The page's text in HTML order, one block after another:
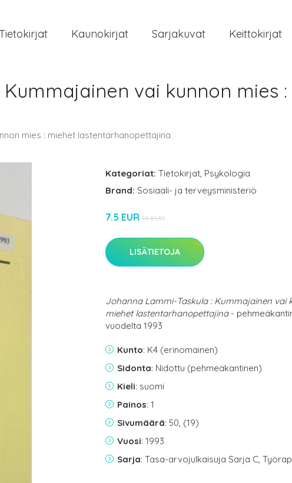
Kaunokirjat Sarjakuvat Keittokirjat
vai kunnon mies
mies : miehet lastentarhanopettajina
Kategoriat: Tietokirjat, Psykologia
Brand: Sosiaali- ja terveysministeriö
7.5 EUR 10 EUR
LISÄTIETOJA
Johanna Lammi-Taskula : Kummajainen vai
miehet lastentarhanopettajina-
vuodelta 1993
Kunto: K4 (erinomainen)
Sidonta: Nidottu (pehmeäkantinen)
Kieli: suomi
Painos: 1
Sivumäärä: 50, (19)
Vuosi: 1993
Sarja: Tasa-arvojulkaisuja Sarja C,